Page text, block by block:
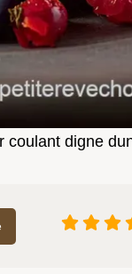
digne